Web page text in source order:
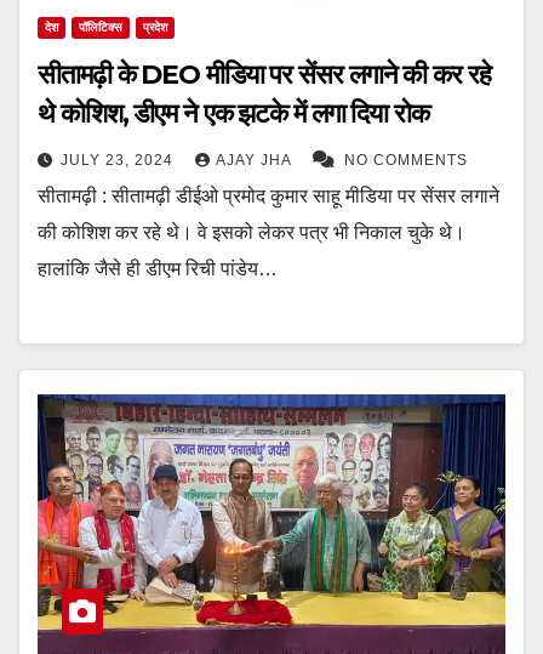
देश पॉलिटिक्स प्रदेश
सीतामढ़ी के DEO मीडिया पर सेंसर लगाने की कर रहे
थे कोशिश, डीएम ने एक झटके में लगा दिया रोक
JULY 23, 2024 AJAY JHA NO COMMENTS
सीतामढ़ी : सीतामढ़ी डीईओ प्रमोद कुमार साहू मीडिया पर सेंसर लगाने
की कोशिश कर रहे थे। वे इसको लेकर पत्र भी निकाल चुके थे।
हालांकि जैसे ही डीएम रिची पांडेय…